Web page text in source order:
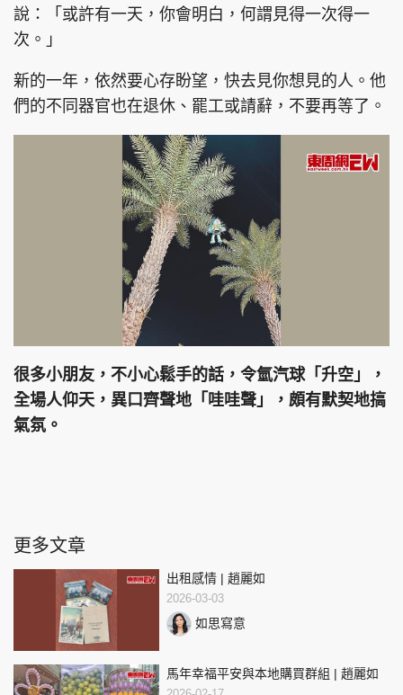
說：「或許有一天，你會明白，何謂見得一次得一
次。」
新的一年，依然要心存盼望，快去見你想見的人。他
們的不同器官也在退休、罷工或請辭，不要再等了。
很多小朋友，不小心鬆手的話，令氫汽球「升空」，
全場人仰天，異口齊聲地「哇哇聲」，頗有默契地搞
氣氛。
更多文章
出租感情 | 趙麗如
2026-03-03
如思寫意
馬年幸福平安與本地購買群組 | 趙麗如